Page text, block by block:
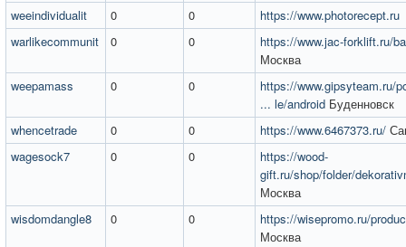
weeindividualit
0 0
https://www.photorecept.ru
warlikecommunit
0 0
https://www.jac-forklift.ru/
Москва
weepamass
0 0
https://www.gipsyteam.ru/
... le/android Буденновск
whencetrade
0 0 https://www.6467373.ru/
wagesock7
0 0
https://wood-
gift.ru/shop/folder/
Москва
wisdomdangle8
0 0
https://wisepromo.ru/
Москва